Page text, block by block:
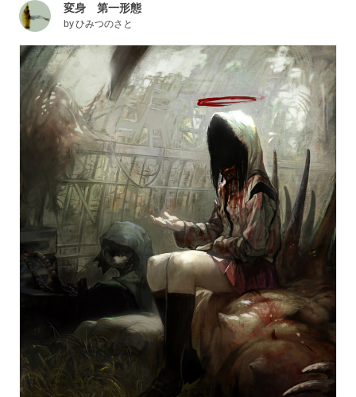
変身 第一形態
byひみつのさと